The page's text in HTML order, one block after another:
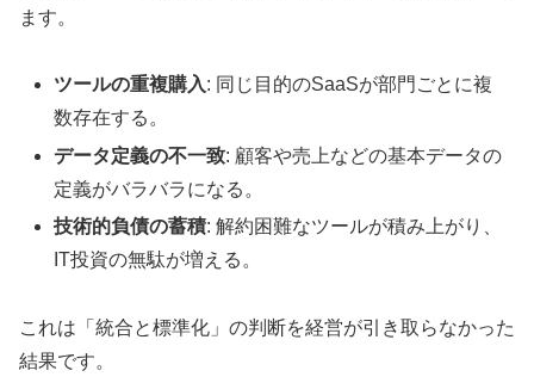
ます。
ツールの重複購入: 同じ目的のSaaSが部門ごとに複
数存在する。
データ定義の不一致: 顧客や売上などの基本データの
定義がバラバラになる。
技術的負債の蓄積: 解約困難なツールが積み上がり、
IT投資の無駄が増える。
これは「統合と標準化」の判断を経営が引き取らなかった
結果です。